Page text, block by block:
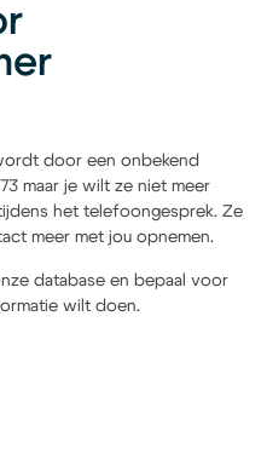
door een onbekend
maar je wilt ze niet meer
het telefoongesprek. Ze
meer met jou opnemen.
database en bepaal voor
wilt doen.